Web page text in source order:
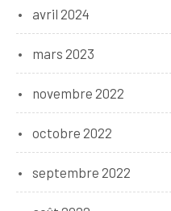
avril 2024
mars 2023
novembre 2022
octobre 2022
septembre 2022